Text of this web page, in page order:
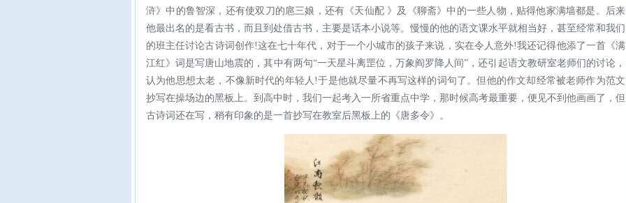
浒》中的鲁智深，还有使双刀的扈三娘，还有《天仙配 》及《聊斋》中的一些人物，贴得他家满墙都是。后来
他最出名的是看古书，而且到处借古书，主要是话本小说等。慢慢的他的语文课水平就相当好，甚至经常和我们
的班主任讨论古诗词创作!这在七十年代，对于一个小城市的孩子来说，实在令人意外!我还记得他添了一首《满
江红》词是写唐山地震的，其中有两句“一天星斗离罡位，万象阎罗降人间”，还引起语文教研室老师们的讨论，
认为他思想太老，不像新时代的年轻人!于是他就尽量不再写这样的词句了。但他的作文却经常被老师作为范文
抄写在操场边的黑板上。到高中时，我们一起考入一所省重点中学，那时候高考最重要，便见不到他画画了，但
古诗词还在写，稍有印象的是一首抄写在教室后黑板上的《唐多令》。